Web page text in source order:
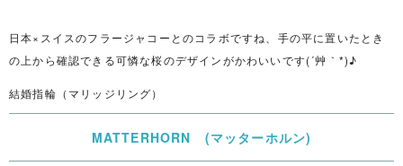
日本×スイスのフラージャコーとのコラボですね、手の平に置いたとき
の上から確認できる可憐な桜のデザインがかわいいです(´艸｀*)♪
結婚指輪（マリッジリング）
MATTERHORN (マッターホルン)